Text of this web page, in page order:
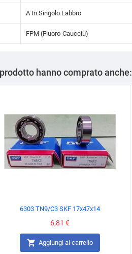
A In Singolo Labbro
FPM (Fluoro-Caucciù)
hanno comprato anche:
6303 TN9/C3 SKF 17x47x14
Prezzo
6,81 €
 Aggiungi al carrello